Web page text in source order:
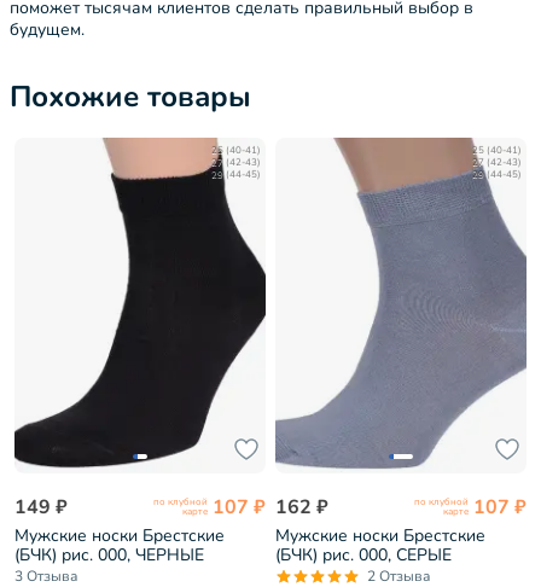
поможет тысячам клиентов сделать правильный выбор в
будущем.
Похожие товары
25 (40-41)
27 (42-43)
29 (44-45)
149 ₽ по клубной
карте 107 ₽
Мужские носки Брестские
(БЧК) рис. 000, ЧЕРНЫЕ
(14С2124)
3 Отзыва
25 (40-41)
27 (42-43)
29 (44-45)
162 ₽ по клубной
карте 107 ₽
Мужские носки Брестские
(БЧК) рис. 000, СЕРЫЕ
(14С2124)
2 Отзыва